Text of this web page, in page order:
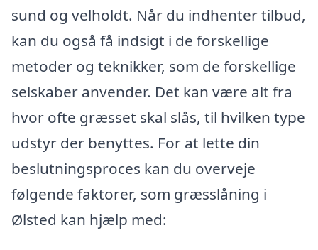
sund og velholdt. Når du indhenter tilbud,
kan du også få indsigt i de forskellige
metoder og teknikker, som de forskellige
selskaber anvender. Det kan være alt fra
hvor ofte græsset skal slås, til hvilken type
udstyr der benyttes. For at lette din
beslutningsproces kan du overveje
følgende faktorer, som græsslåning i
Ølsted kan hjælp med: